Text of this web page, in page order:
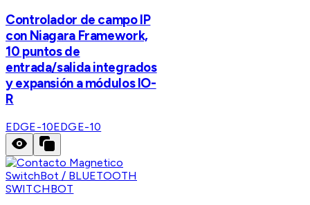
Controlador de campo IP
con Niagara Framework,
10 puntos de
entrada/salida integrados
y expansión a módulos IO-
R
EDGE-10EDGE-10
SWITCHBOT